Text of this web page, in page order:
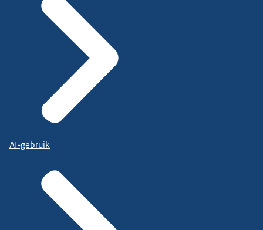
AI-gebruik